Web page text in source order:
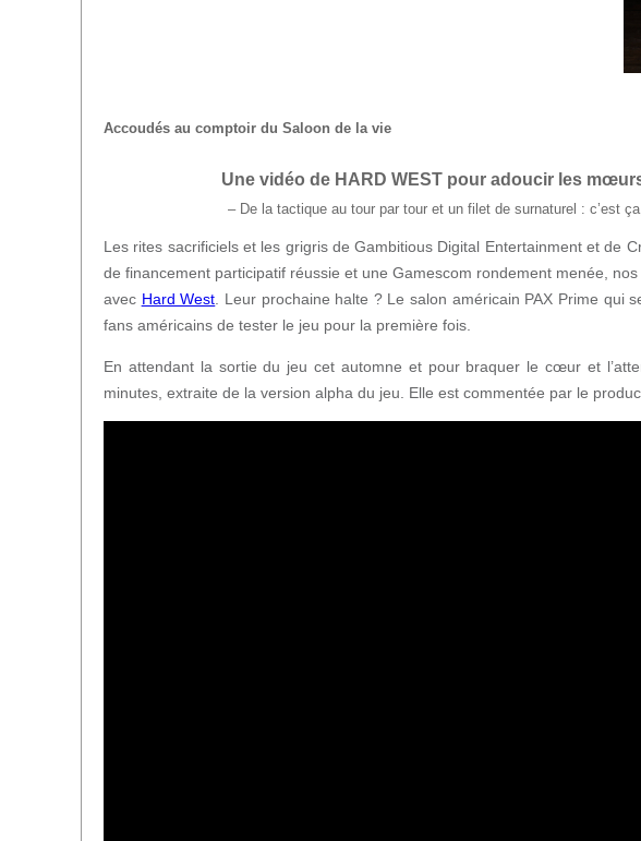
Accoudés au comptoir du Saloon de la vie
Une vidéo de HARD WEST pour adoucir les
– De la tactique au tour par tour et un filet de surnaturel : c’est
Les rites sacrificiels et les grigris de Gambitious Digital Entertainment et de
de financement participatif réussie et une Gamescom rondement menée,
avec Hard West . Leur prochaine halte ? Le salon américain PAX Prime qui
fans américains de tester le jeu pour la première fois.
En attendant la sortie du jeu cet automne et pour braquer le cœur et
minutes, extraite de la version alpha du jeu. Elle est commentée par le